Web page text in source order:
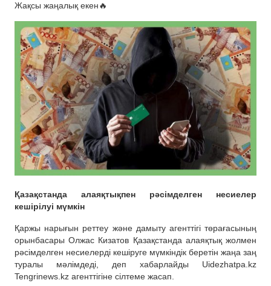
Жақсы жаңалық екен🔥
Қазақстанда алаяқтықпен рәсімделген несиелер
кешірілуі мүмкін
Қаржы нарығын реттеу және дамыту агенттігі төрағасының
орынбасары Олжас Кизатов Қазақстанда алаяқтық жолмен
рәсімделген несиелерді кешіруге мүмкіндік беретін жаңа заң
туралы мәлімдеді, деп хабарлайды Uidezhatpa.kz
Tengrinews.kz агенттігіне сілтеме жасап.